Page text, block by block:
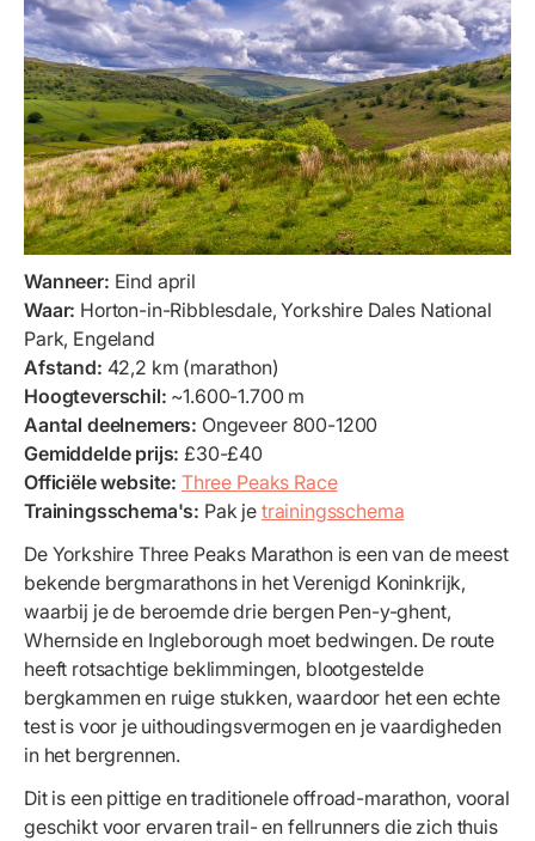
Wanneer: Eind april
Waar: Horton-in-Ribblesdale, Yorkshire Dales National
Park, Engeland
Afstand: 42,2 km (marathon)
Hoogteverschil: ~1.600-1.700 m
Aantal deelnemers: Ongeveer 800-1200
Gemiddelde prijs: £30-£40
Officiële website: Three Peaks Race
Trainingsschema's: Pak je trainingsschema
De Yorkshire Three Peaks Marathon is een van de meest
bekende bergmarathons in het Verenigd Koninkrijk,
waarbij je de beroemde drie bergen Pen-y-ghent,
Whernside en Ingleborough moet bedwingen. De route
heeft rotsachtige beklimmingen, blootgestelde
bergkammen en ruige stukken, waardoor het een echte
test is voor je uithoudingsvermogen en je vaardigheden
in het bergrennen.
Dit is een pittige en traditionele offroad-marathon, vooral
geschikt voor ervaren trail- en fellrunners die zich thuis